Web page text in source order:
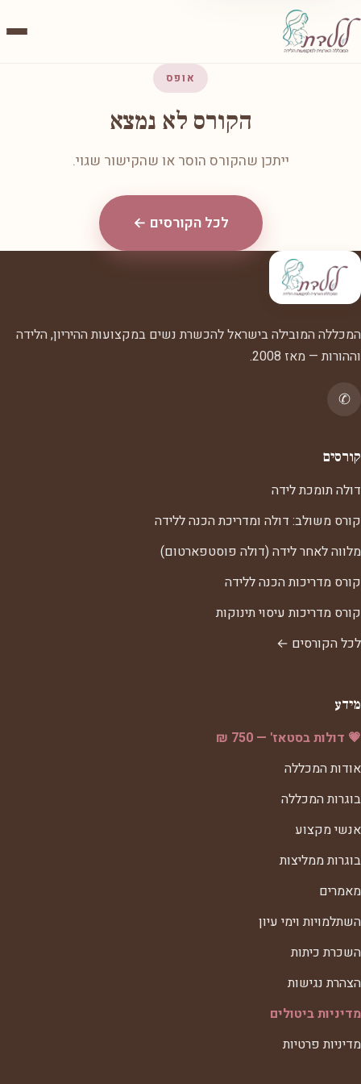
אופס
הקורס לא נמצא
ייתכן שהקורס הוסר או שהקישור שגוי.
לכל הקורסים ←
המכללה המובילה בישראל להכשרת נשים במקצועות ההיריון, הלידה
וההורות — מאז 2008.
✆
קורסים
דולה תומכת לידה
קורס משולב: דולה ומדריכת הכנה ללידה
מלווה לאחר לידה (דולה פוסטפארטום)
קורס מדריכות הכנה ללידה
קורס מדריכות עיסוי תינוקות
לכל הקורסים ←
מידע
💗 דולות בסטאז' — 750 ₪
אודות המכללה
בוגרות המכללה
אנשי מקצוע
בוגרות ממליצות
מאמרים
השתלמויות וימי עיון
השכרת כיתות
הצהרת נגישות
מדיניות ביטולים
מדיניות פרטיות